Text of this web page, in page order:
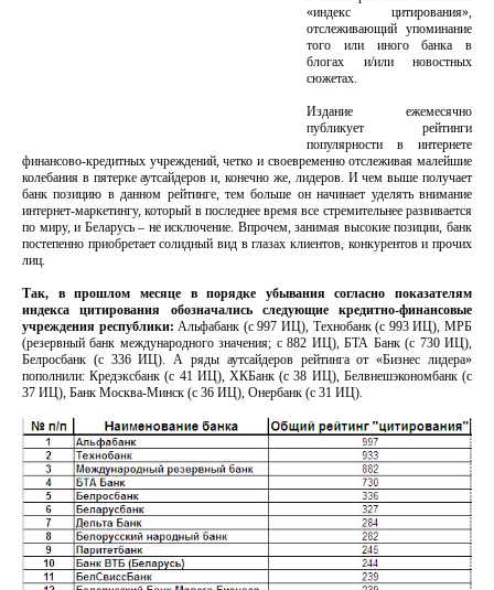
«индекс цитирования»,
отслеживающий упоминание
того или иного банка в
блогах и/или новостных
сюжетах.
Издание ежемесячно
публикует рейтинги
популярности в интернете
финансово-кредитных учреждений, четко и своевременно отслеживая малейшие
колебания в пятерке аутсайдеров и, конечно же, лидеров. И чем выше получает
банк позицию в данном рейтинге, тем больше он начинает уделять внимание
интернет-маркетингу, который в последнее время все стремительнее развивается
по миру, и Беларусь – не исключение. Впрочем, занимая высокие позиции, банк
постепенно приобретает солидный вид в глазах клиентов, конкурентов и прочих
лиц.
Так, в прошлом месяце в порядке убывания согласно показателям
индекса цитирования обозначались следующие кредитно-финансовые
учреждения республики: Альфабанк (с 997 ИЦ), Технобанк (с 993 ИЦ), МРБ
(резервный банк международного значения; с 882 ИЦ), БТА Банк (с 730 ИЦ),
Белросбанк (с 336 ИЦ). А ряды аутсайдеров рейтинга от «Бизнес лидера»
пополнили: Кредэксбанк (с 41 ИЦ), ХКБанк (с 38 ИЦ), Белвнешэкономбанк (с
37 ИЦ), Банк Москва-Минск (с 36 ИЦ), Онербанк (с 31 ИЦ).